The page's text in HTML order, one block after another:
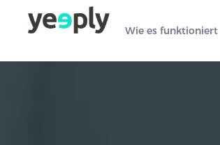
Wie es funktioniert